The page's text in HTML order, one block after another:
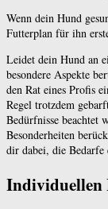
Wenn dein Hund
Futterplan für ihn
Leidet dein Hund an
besondere Aspekte
den Rat eines Profis
Regel trotzdem
Bedürfnisse beachtet
Besonderheiten
dir dabei, die Bedarfe
Individuellen